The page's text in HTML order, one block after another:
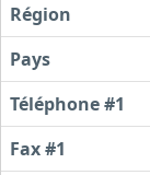
Région
Pays
Téléphone #1
Fax #1